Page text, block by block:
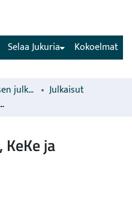
(current) Kokoelmat
Selaa Jukuria
Luonnonvarakeskuksen julkaisut
Julkaisut
Oppimisympäristöt, KeKe ja autenttisuus
ja